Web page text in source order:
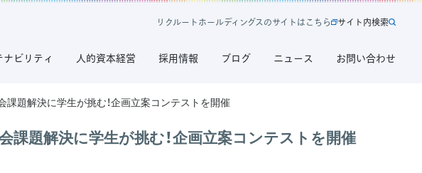
会課題解決に学生が挑む！企画立案コンテストを開催
会課題解決に学生が挑む！企画立案コンテストを開催
新
タ
開
リ
リ クルー トホールディ ングスのサイ トはこち ら サ
ト
サイ ト内検索
ナビリティ 人的資本経営 採用情報 ブログ ニュース お問い合わせ